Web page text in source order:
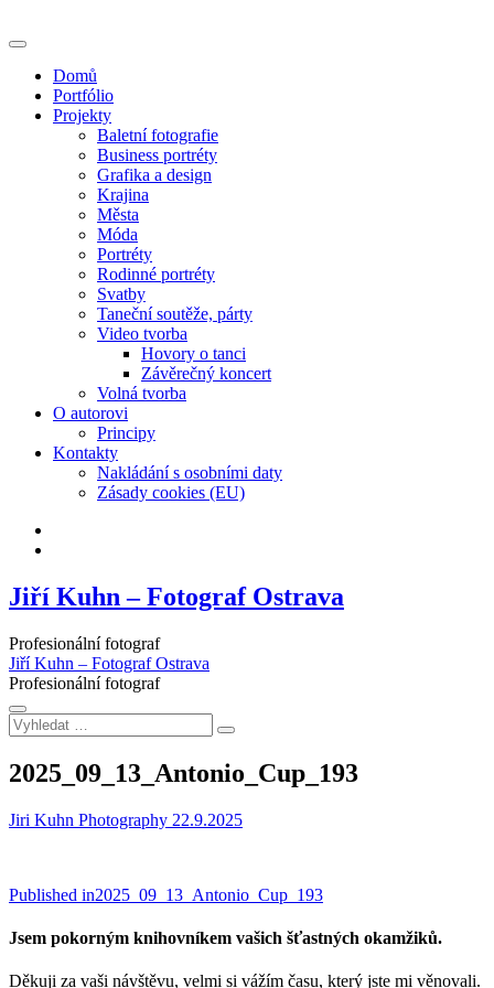
to
Domů
Portfólio
Projekty
Baletní fotografie
Business portréty
Grafika a design
Krajina
Města
Móda
Portréty
Rodinné portréty
Svatby
Taneční soutěže, párty
Video tvorba
Hovory o tanci
Závěrečný koncert
Volná tvorba
O autorovi
Principy
Kontakty
Nakládání s osobními daty
Zásady cookies (EU)
Jiří Kuhn – Fotograf Ostrava
Profesionální fotograf
Jiří Kuhn – Fotograf Ostrava
Profesionální fotograf
Vyhledat
…
2025_09_13_Antonio_Cup_193
Jiri Kuhn Photography 22.9.2025
Navigace
pro
Published in2025_09_13_Antonio_Cup_193
Jsem pokorným knihovníkem vašich šťastných okamžiků.
Děkuji za vaši návštěvu, velmi si vážím času, který jste mi věnovali.